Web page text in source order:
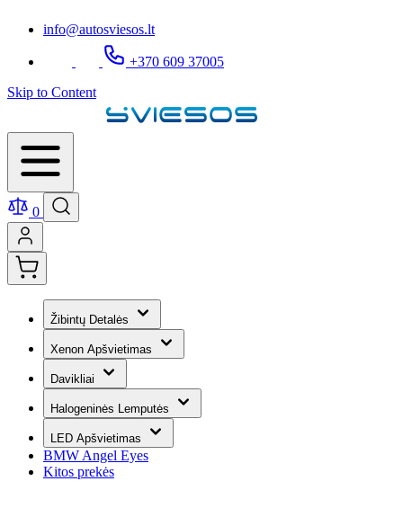
info@autosviesos.lt
+370 609 37005
Skip to Content
0
Žibintų Detalės
Xenon Apšvietimas
Davikliai
Halogeninės Lemputės
LED Apšvietimas
BMW Angel Eyes
Kitos prekės